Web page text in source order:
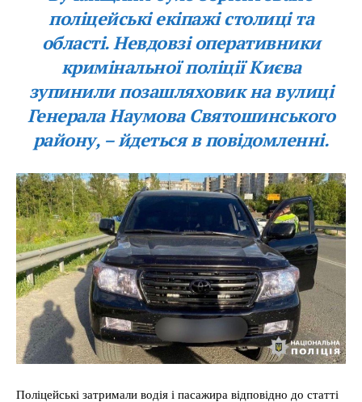
поліцейські екіпажі столиці та
області. Невдовзі оперативники
кримінальної поліції Києва
зупинили позашляховик на вулиці
Генерала Наумова Святошинського
району, – йдеться в повідомленні.
Поліцейські затримали водія і пасажира відповідно до статті